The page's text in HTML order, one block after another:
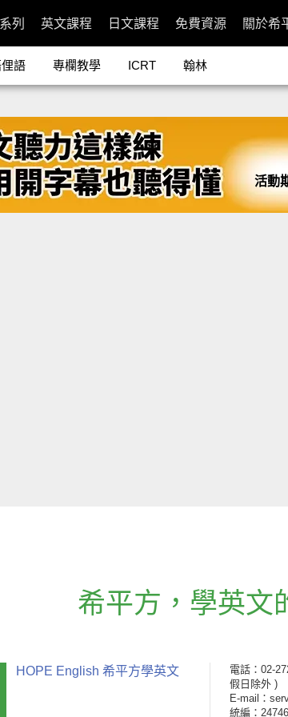
列 英文課程 日文課程 免費資源 關於希
語 專欄教學 ICRT 翰林
活動
希平方 ， 學英文
HOPE English 希平方學英文 電話：02-
假日除外 )
E-mail：
統編：